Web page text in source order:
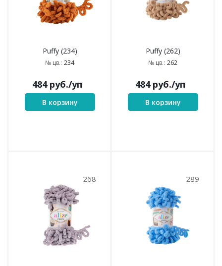
Puffy (234)
№ цв.: 234
484руб./уп
В корзину
Puffy (262)
№ цв.: 262
484руб./уп
В корзину
268 289